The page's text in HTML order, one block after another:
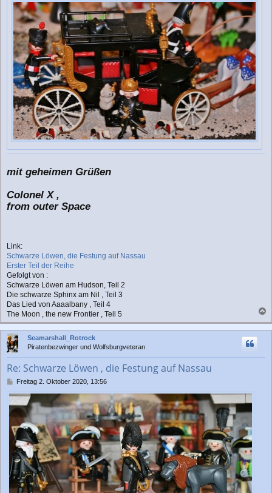
mit geheimen Grüßen
Colonel X ,
from outer Space
Link:
Schwarze Löwen, die Festung auf Nassau
Erster Teil der Reihe
Gefolgt von :
Schwarze Löwen am Hudson, Teil 2
Die schwarze Sphinx am Nil , Teil 3
Das Lied von Aaaalbany , Teil 4
The Moon , the new Frontier , Teil 5
a
c
Seamarshall_Rotrock
Piratenbezwinger und Wolfsburgveteran
Re: Schwarze Löwen , die Festung auf Nassau
B
i
t
r
a
g
Freitag 2. Oktober 2020, 13:56